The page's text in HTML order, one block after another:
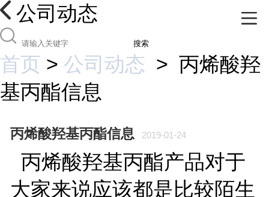
公司动态
搜索
首页 > 公司动态 > 丙烯酸羟
基丙酯信息
丙烯酸羟基丙酯信息 2019-01-24
丙烯酸羟基丙酯产品对于
大家来说应该都是比较陌生